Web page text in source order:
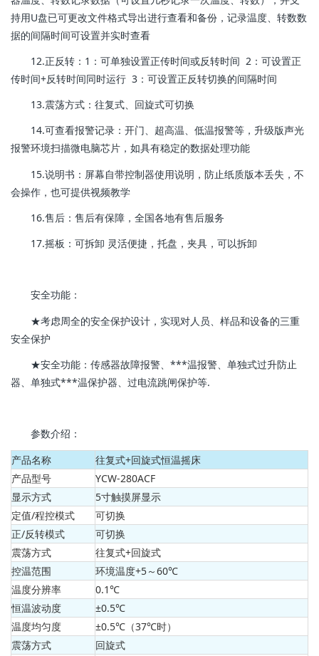
持用U盘已可更改文件格式导出进行查看和备份，记录温度、转数数
据的间隔时间可设置并实时查看
12.正反转：1：可单独设置正传时间或反转时间 2：可设置正
传时间+反转时间同时运行 3：可设置正反转切换的间隔时间
13.震荡方式：往复式、回旋式可切换
14.可查看报警记录：开门、超高温、低温报警等，升级版声光
报警环境扫描微电脑芯片，如具有稳定的数据处理功能
15.说明书：屏幕自带控制器使用说明，防止纸质版本丢失，不
会操作，也可提供视频教学
16.售后：售后有保障，全国各地有售后服务
17.摇板：可拆卸 灵活便捷，托盘，夹具，可以拆卸
安全功能：
★考虑周全的安全保护设计，实现对人员、样品和设备的三重
安全保护
★安全功能：传感器故障报警、***温报警、单独式过升防止
器、单独式***温保护器、过电流跳闸保护等.
参数介绍：
产品名称
往复式+回旋式恒温摇床
产品型号
YCW-280ACF
显示方式
5寸触摸屏显示
定值/程控模式
可切换
正/反转模式
可切换
震荡方式
往复式+回旋式
控温范围
环境温度+5～60℃
温度分辨率
0.1℃
恒温波动度
±0.5℃
温度均匀度
±0.5℃（37℃时）
震荡方式
回旋式